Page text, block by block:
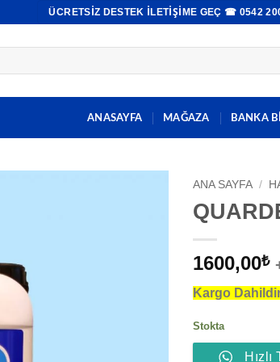
ÜCRETSIZ DESTEK İLETIŞIME GEÇ ☎ 0542
ANASAYFA MAĞAZA BANKA
ANA SAYFA /
1600,00₺
Kargo
Stokta
Hızlı